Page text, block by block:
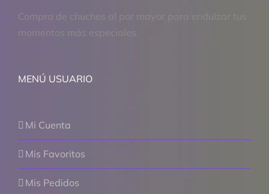
Compra de chuches al por mayor para endulzar tus
momentos más especiales.
MENÚ USUARIO
Mi Cuenta
Mis Favoritos
Mis Pedidos